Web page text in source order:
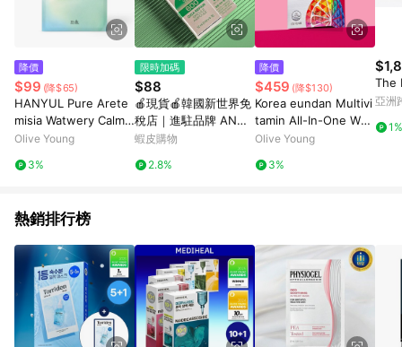
降價
$99 (降$65)
HANYUL Pure Arete
misia Watwery Calmin
g Wrapping Mask Sh
Olive Young
3%
限時加碼
$88
🍎現貨🍎韓國新世界免
稅店｜進駐品牌 ANGE
LLOOKA-CICA 積雪草
蝦皮購物
2.8%
降價
$459 (降$130)
Korea eundan Multivi
tamin All-In-One Wo
men 30 Tablets (1-m
Olive Young
3%
The
亞洲
1%
熱銷排行榜